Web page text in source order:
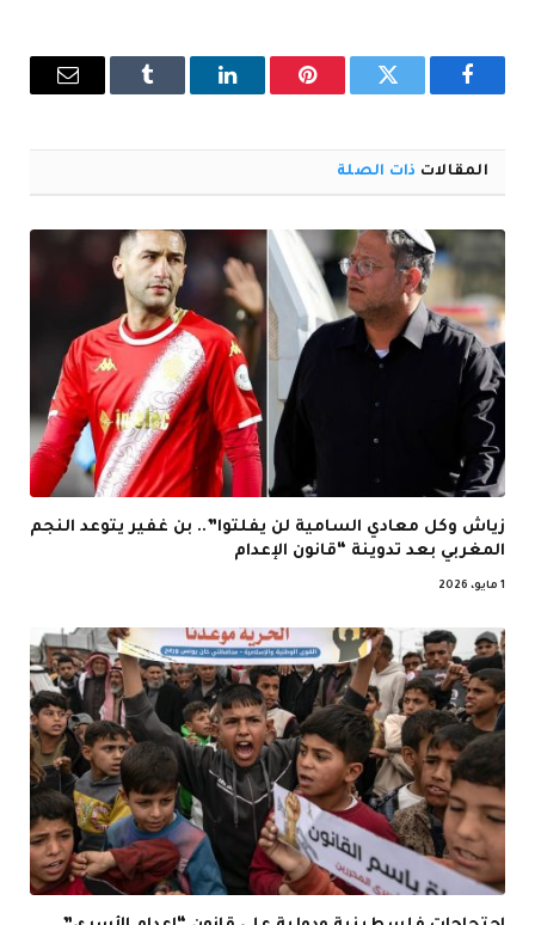
فيسبوك تويتر بينتيريستلينكدإن Tumblr
البريد
المقالات ذات الصلة
زياش وكل معادي السامية لن يفلتوا”.. بن غفير يتوعد النجم
المغربي بعد تدوينة “قانون الإعدام
1 مايو، 2026